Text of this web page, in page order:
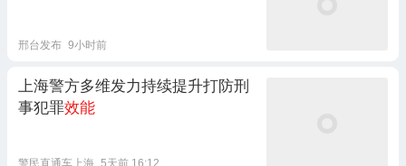
邢台发布 9小时前
上海警方多维发力持续提升打防刑
事犯罪效能
警民直通车上海 5天前 16:12